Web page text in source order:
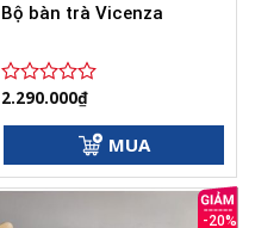
Bộ bàn trà Vicenza
Được
5
sao
2.290.000₫
MUA
-20%